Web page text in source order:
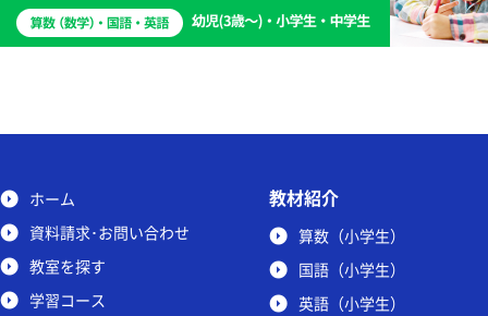
ホーム
資料請求･お問い合わせ
教室を探す
学習コース
教材紹介
算数（小学生）
国語（小学生）
英語（小学生）